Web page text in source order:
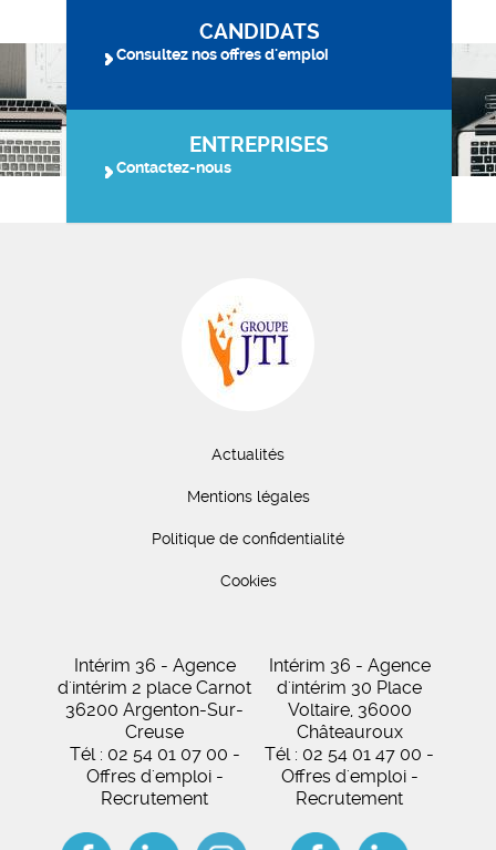
CANDIDATS
Consultez nos offres d'emploi
ENTREPRISES
Contactez-nous
Actualités
Mentions légales
Politique de confidentialité
Cookies
Intérim 36 - Agence
d'intérim 2 place Carnot
36200 Argenton-Sur-
Creuse
Tél : 02 54 01 07 00 -
Offres d'emploi -
Recrutement
Intérim 36 - Agence
d'intérim 30 Place
Voltaire, 36000
Châteauroux
Tél : 02 54 01 47 00 -
Offres d'emploi -
Recrutement